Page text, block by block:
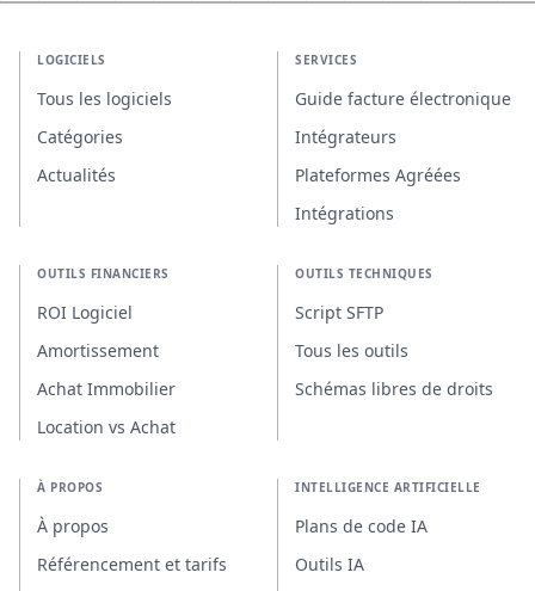
LOGICIELS
Tous les logiciels
Catégories
Actualités
SERVICES
Guide facture électronique
Intégrateurs
Plateformes Agréées
Intégrations
OUTILS FINANCIERS
ROI Logiciel
Amortissement
Achat Immobilier
Location vs Achat
OUTILS TECHNIQUES
Script SFTP
Tous les outils
Schémas libres de droits
À PROPOS
À propos
Référencement et tarifs
INTELLIGENCE ARTIFICIELLE
Plans de code IA
Outils IA